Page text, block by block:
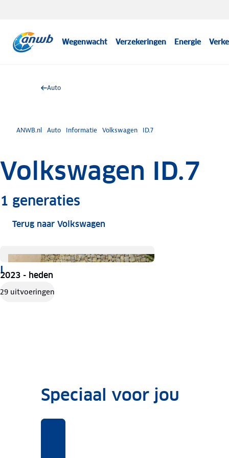
Wegenwacht Verzekeringen Energie
Auto
ANWB.nl Auto Informatie Volkswagen ID.7
Volkswagen ID.7
1 generaties
Terug naar Volkswagen
I
2023 - heden
29 uitvoeringen
Speciaal voor jou